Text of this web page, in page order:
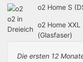
o2 in
Dreieich
o2 Home S
o2 Home XXL
(Glasfaser)
Die ersten 12